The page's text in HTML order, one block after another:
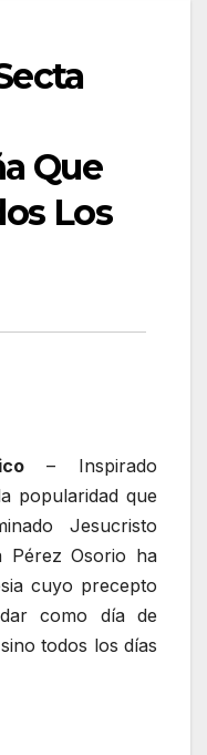
Que
Los
– Inspirado
popularidad que
Jesucristo
Pérez Osorio ha
cuyo precepto
como día de
todos los días